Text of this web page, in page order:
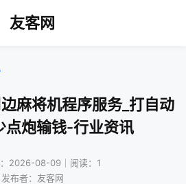
友客网
麻将机程序服务_打自动
点炮输钱-行业资讯
2026-08-09｜阅读：1
发布者：友客网